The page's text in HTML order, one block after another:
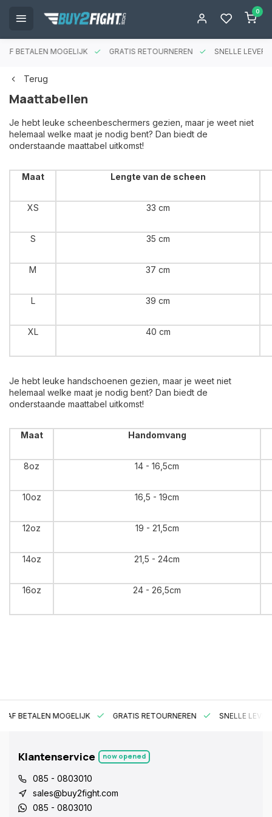
0
BETALEN MOGELIJK GRATIS RETOURNEREN SNELLE
Terug
Maattabellen
Je hebt leuke scheenbeschermers gezien, maar je weet niet
helemaal welke maat je nodig bent? Dan biedt de
onderstaande maattabel uitkomst!
Maat Lengte van de scheen
XS 33 cm
S 35 cm
M 37 cm
L 39 cm
XL 40 cm
Je hebt leuke handschoenen gezien, maar je weet niet
helemaal welke maat je nodig bent? Dan biedt de
onderstaande maattabel uitkomst!
Maat Handomvang
8oz 14 - 16,5cm
10oz 16,5 - 19cm
12oz 19 - 21,5cm
14oz 21,5 - 24cm
16oz 24 - 26,5cm
BETALEN MOGELIJK GRATIS RETOURNEREN SNELLE
Klantenservice now opened
085 - 0803010
sales@buy2fight.com
085 - 0803010